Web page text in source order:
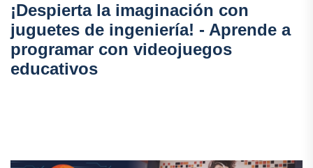
¡Despierta la imaginación con
juguetes de ingeniería! - Aprende a
programar con videojuegos
educativos